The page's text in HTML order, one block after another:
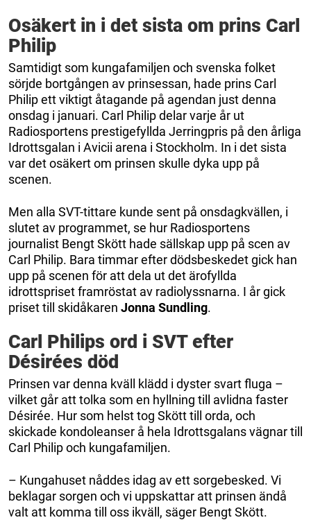
Osäkert in i det sista om prins Carl
Philip
Samtidigt som kungafamiljen och svenska folket
sörjde bortgången av prinsessan, hade prins Carl
Philip ett viktigt åtagande på agendan just denna
onsdag i januari. Carl Philip delar varje år ut
Radiosportens prestigefyllda Jerringpris på den årliga
Idrottsgalan i Avicii arena i Stockholm. In i det sista
var det osäkert om prinsen skulle dyka upp på
scenen.
Men alla SVT-tittare kunde sent på onsdagkvällen, i
slutet av programmet, se hur Radiosportens
journalist Bengt Skött hade sällskap upp på scen av
Carl Philip. Bara timmar efter dödsbeskedet gick han
upp på scenen för att dela ut det ärofyllda
idrottspriset framröstat av radiolyssnarna. I år gick
priset till skidåkaren Jonna Sundling.
Carl Philips ord i SVT efter
Désirées död
Prinsen var denna kväll klädd i dyster svart fluga –
vilket går att tolka som en hyllning till avlidna faster
Désirée. Hur som helst tog Skött till orda, och
skickade kondoleanser å hela Idrottsgalans vägnar till
Carl Philip och kungafamiljen.
– Kungahuset nåddes idag av ett sorgebesked. Vi
beklagar sorgen och vi uppskattar att prinsen ändå
valt att komma till oss ikväll, säger Bengt Skött.